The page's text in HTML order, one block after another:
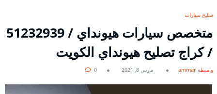
تصليح سيارات
/ كراج تصليح هيونداي الكويت
بواسطة ammar مارس 8, 2021 0